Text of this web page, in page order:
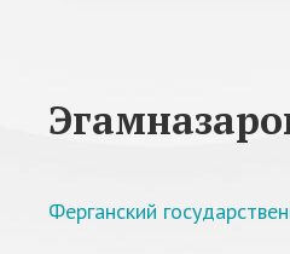
Ферганский